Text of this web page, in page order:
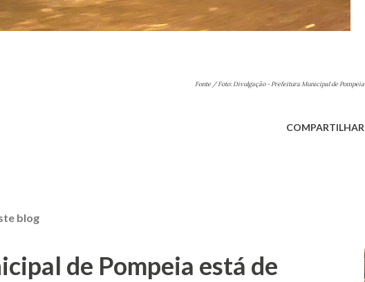
Fonte / Foto: Divulgação - Prefeitura Municipal de Pompeia
COMPARTILHAR
blog
de Pompeia está de